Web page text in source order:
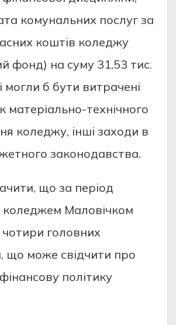
комунальних послуг за
коштів коледжу
фонд) на суму 31,53 тис.
могли б бути витрачені
матеріально-технічного
коледжу, інші заходи в
законодавства.
що за період
коледжем Маловічком
чотири головних
що може свідчити про
політику